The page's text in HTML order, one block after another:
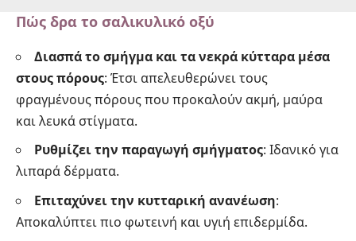
Πώς δρα το σαλικυλικό οξύ
Διασπά το σμήγμα και τα νεκρά κύτταρα μέσα
στους πόρους: Έτσι απελευθερώνει τους
φραγμένους πόρους που προκαλούν ακμή, μαύρα
και λευκά στίγματα.
Ρυθμίζει την παραγωγή σμήγματος: Ιδανικό για
λιπαρά δέρματα.
Επιταχύνει την κυτταρική ανανέωση:
Αποκαλύπτει πιο φωτεινή και υγιή επιδερμίδα.